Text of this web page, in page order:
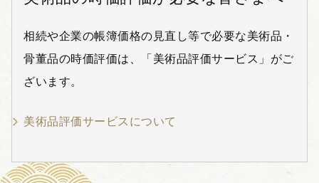
相続や企業の帳簿価格の見直し等で必要な美術品・
骨董品の時価評価は、「美術品評価サービス」がご
ざいます。
美術品評価サービスについて